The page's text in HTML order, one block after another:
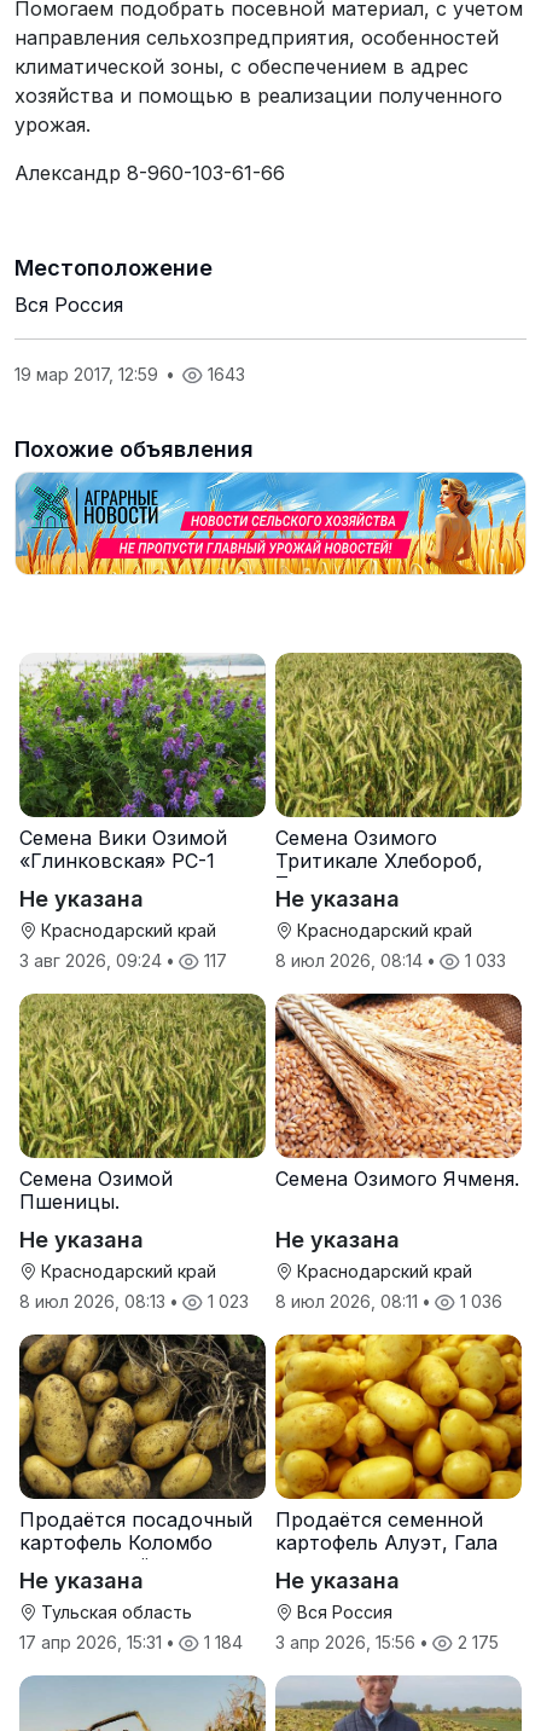
Помогаем подобрать посевной материал, с учетом
направления сельхозпредприятия, особенностей
климатической зоны, с обеспечением в адрес
хозяйства и помощью в реализации полученного
урожая.
Александр 8-960-103-61-66
Местоположение
Вся Россия
19 мар 2017, 12:59 • 1643
Похожие объявления
Семена Вики Озимой
«Глинковская» РС-1
Не указана
Краснодарский край
3 авг 2026, 09:24 • 117
Семена Озимого
Тритикале Хлебороб,
Тихон
Не указана
Краснодарский край
8 июл 2026, 08:14 • 1 033
Семена Озимой
Пшеницы.
Не указана
Краснодарский край
8 июл 2026, 08:13 • 1 023
Семена Озимого Ячменя.
Не указана
Краснодарский край
8 июл 2026, 08:11 • 1 036
Продаётся посадочный
картофель Коломбо
оптом от трёх тонн
Не указана
Тульская область
17 апр 2026, 15:31 • 1 184
Продаётся семенной
картофель Алуэт, Гала
Не указана
Вся Россия
3 апр 2026, 15:56 • 2 175